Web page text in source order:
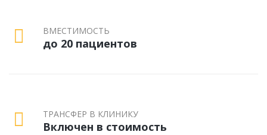
ВМЕСТИМОСТЬ
до 20 пациентов
ТРАНСФЕР В КЛИНИКУ
Включен в стоимость